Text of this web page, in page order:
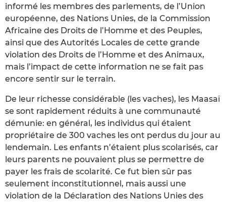
informé les membres des parlements, de l’Union
européenne, des Nations Unies, de la Commission
Africaine des Droits de l’Homme et des Peuples,
ainsi que des Autorités Locales de cette grande
violation des Droits de l’Homme et des Animaux,
mais l’impact de cette information ne se fait pas
encore sentir sur le terrain.
De leur richesse considérable (les vaches), les Maasaï
se sont rapidement réduits à une communauté
démunie: en général, les individus qui étaient
propriétaire de 300 vaches les ont perdus du jour au
lendemain. Les enfants n’étaient plus scolarisés, car
leurs parents ne pouvaient plus se permettre de
payer les frais de scolarité. Ce fut bien sûr pas
seulement inconstitutionnel, mais aussi une
violation de la Déclaration des Nations Unies des